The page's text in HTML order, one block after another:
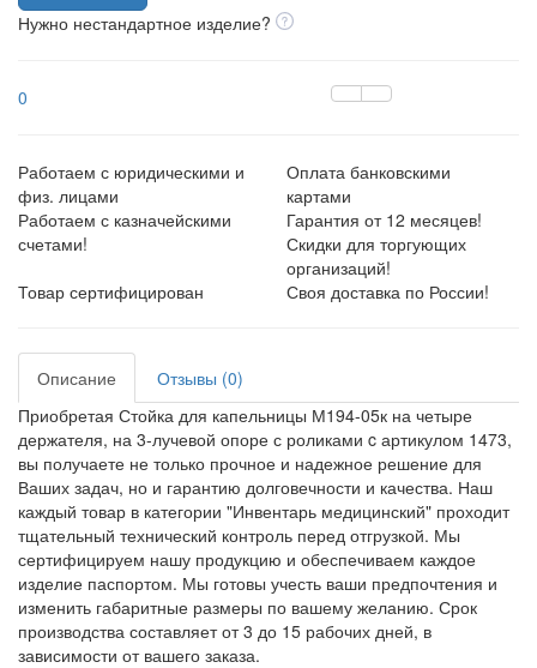
Нужно нестандартное изделие?
0
Работаем с юридическими и
физ. лицами
Оплата банковскими
картами
Работаем с казначейскими
счетами!
Гарантия от 12 месяцев!
Скидки для торгующих
организаций!
Товар сертифицирован
Своя доставка по России!
Описание
Отзывы (0)
Приобретая Стойка для капельницы М194-05к на четыре
держателя, на 3-лучевой опоре с роликами c артикулом 1473,
вы получаете не только прочное и надежное решение для
Ваших задач, но и гарантию долговечности и качества. Наш
каждый товар в категории "Инвентарь медицинский" проходит
тщательный технический контроль перед отгрузкой. Мы
сертифицируем нашу продукцию и обеспечиваем каждое
изделие паспортом. Мы готовы учесть ваши предпочтения и
изменить габаритные размеры по вашему желанию. Срок
производства составляет от 3 до 15 рабочих дней, в
зависимости от вашего заказа.